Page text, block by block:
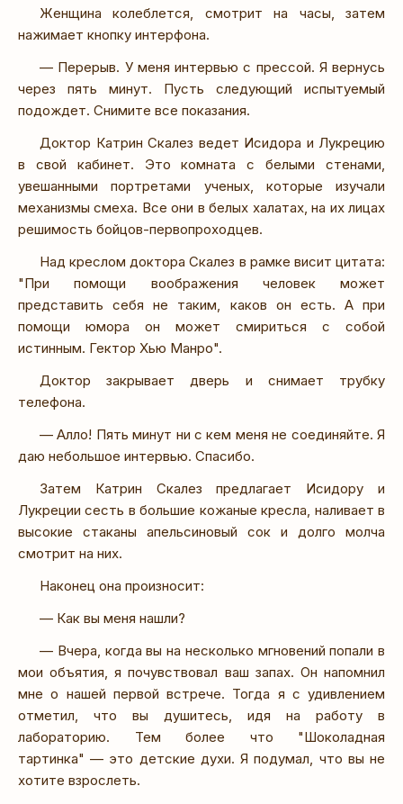
Женщина колеблется, смотрит на часы, затем
нажимает кнопку интерфона.
— Перерыв. У меня интервью с прессой. Я вернусь
через пять минут. Пусть следующий испытуемый
подождет. Снимите все показания.
Доктор Катрин Скалез ведет Исидора и Лукрецию
в свой кабинет. Это комната с белыми стенами,
увешанными портретами ученых, которые изучали
механизмы смеха. Все они в белых халатах, на их лицах
решимость бойцов-первопроходцев.
Над креслом доктора Скалез в рамке висит цитата:
"При помощи воображения человек может
представить себя не таким, каков он есть. А при
помощи юмора он может смириться с собой
истинным. Гектор Хью Манро".
Доктор закрывает дверь и снимает трубку
телефона.
— Алло! Пять минут ни с кем меня не соединяйте. Я
даю небольшое интервью. Спасибо.
Затем Катрин Скалез предлагает Исидору и
Лукреции сесть в большие кожаные кресла, наливает в
высокие стаканы апельсиновый сок и долго молча
смотрит на них.
Наконец она произносит:
— Как вы меня нашли?
— Вчера, когда вы на несколько мгновений попали в
мои объятия, я почувствовал ваш запах. Он напомнил
мне о нашей первой встрече. Тогда я с удивлением
отметил, что вы душитесь, идя на работу в
лабораторию. Тем более что "Шоколадная
тартинка" — это детские духи. Я подумал, что вы не
хотите взрослеть.